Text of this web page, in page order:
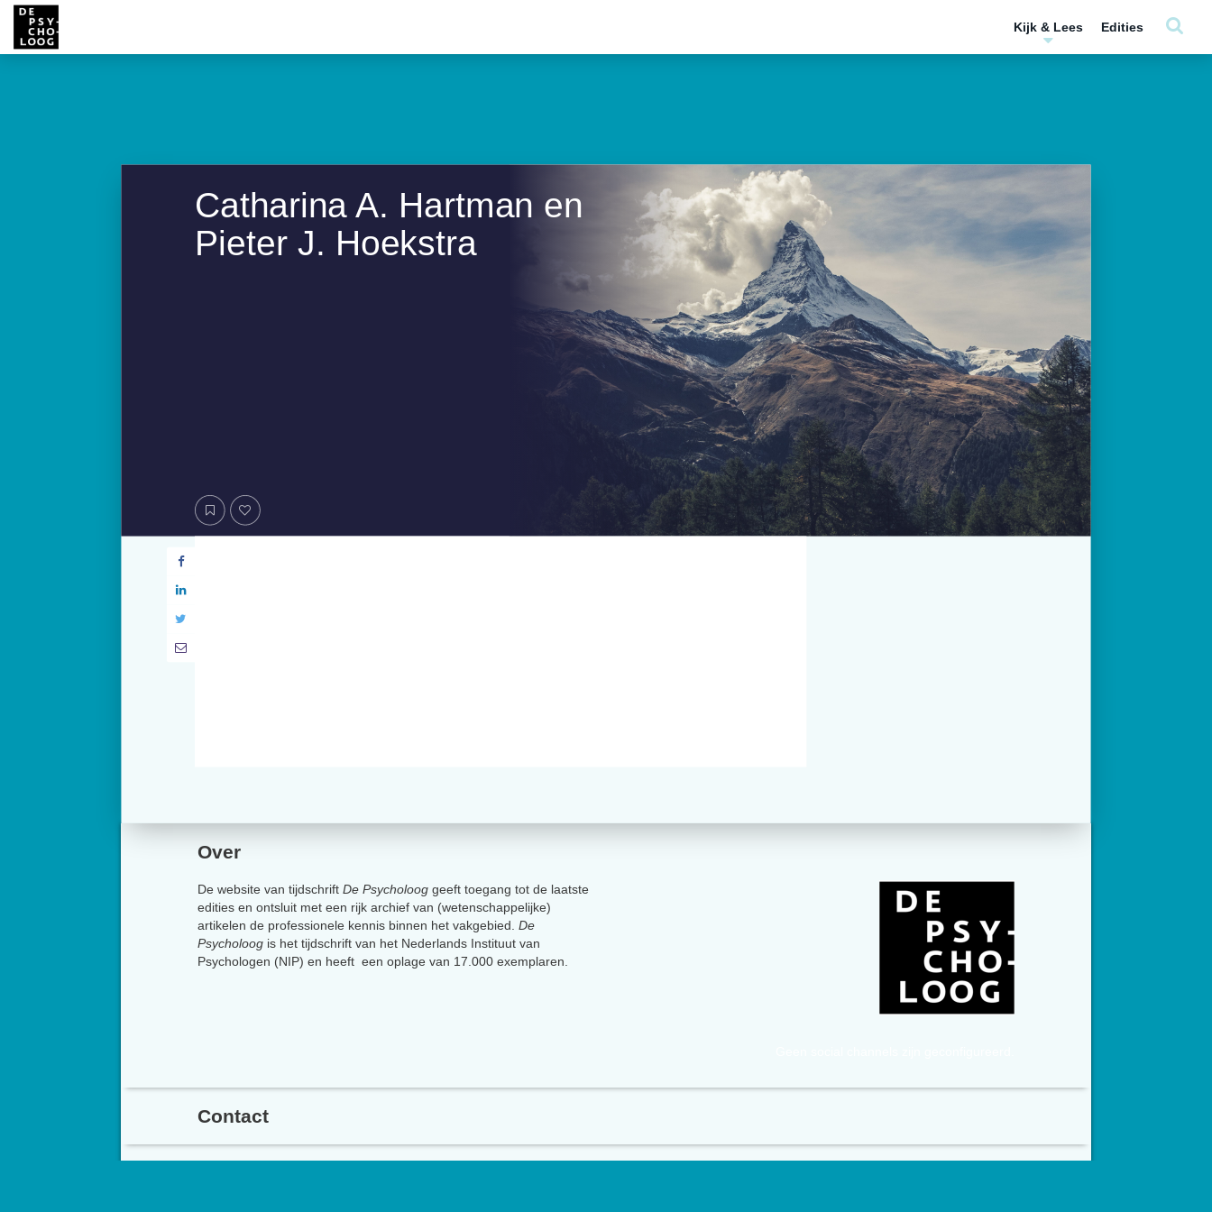
Kijk & Lees Edities
Catharina A. Hartman en
Pieter J. Hoekstra
Over
De website van tijdschrift De Psycholoog geeft toegang tot de laatste
edities en ontsluit met een rijk archief van (wetenschappelijke)
artikelen de professionele kennis binnen het vakgebied. De
Psycholoog is het tijdschrift van het Nederlands Instituut van
Psychologen (NIP) en heeft een oplage van 17.000 exemplaren.
Contact